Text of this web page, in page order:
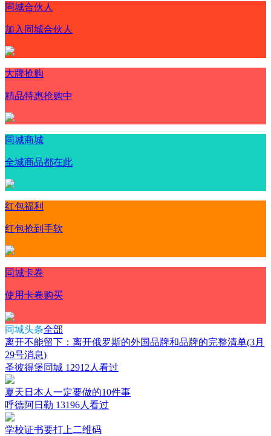
同城合伙人
加入同城合伙人
大牌抢购
精品特惠抢购中
同城商城
全城商品都在此
红包福利
红包抢到手软
同城卡卷
使用卡卷购买
同城头条全部
离开不能留下：离开俄罗斯的外国品牌和品牌的完整清单(3月
29号消息)
圣彼得堡同城 12912人看过
夏天日本人一定要做的10件事
呼德阿日勒 13196人看过
学校证书要打上二维码